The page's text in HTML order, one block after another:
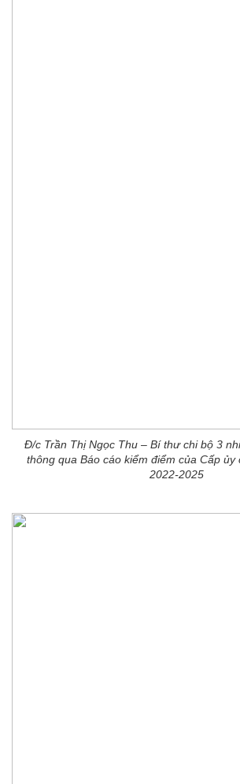
Đ/c Trần Thị Ngọc Thu – Bí thư chi bộ 3
thông qua Báo cáo kiểm điểm của Cấp ủy
2022-2025